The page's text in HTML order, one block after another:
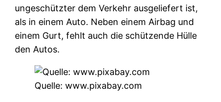
ungeschützter dem Verkehr ausgeliefert ist,
als in einem Auto. Neben einem Airbag und
einem Gurt, fehlt auch die schützende Hülle
den Autos.
Quelle: www.pixabay.com